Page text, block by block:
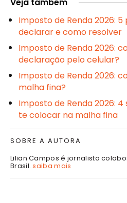
Imposto de Renda 2026:
declarar e como resolver
Imposto de Renda 2026:
declaração pelo celular?
Imposto de Renda 2026:
malha fina?
Imposto de Renda 2026:
te colocar na malha fina
SOBRE A AUTORA
Lilian Campos é jornalista
Brasil.saiba mais